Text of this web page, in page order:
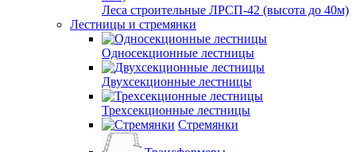
Леса строительные ЛРСП-42 (высота до 40м)
Лестницы и стремянки
Односекционные лестницы
Двухсекционные лестницы
Трехсекционные лестницы
Стремянки